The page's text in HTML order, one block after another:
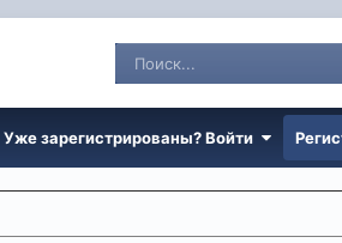
Уже зарегистрированы? Войти